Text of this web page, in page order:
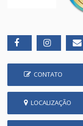
CONTATO
LOCALIZAÇÃO